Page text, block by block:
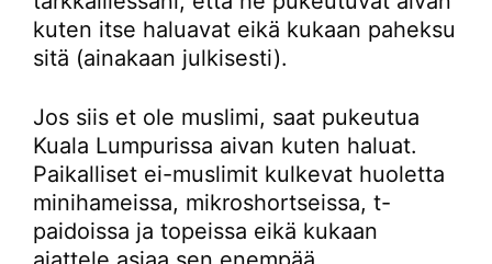
kuten itse haluavat eikä kukaan paheksu
sitä (ainakaan julkisesti).
Jos siis et ole muslimi, saat pukeutua
Kuala Lumpurissa aivan kuten haluat.
Paikalliset ei-muslimit kulkevat huoletta
minihameissa, mikroshortseissa, t-
paidoissa ja topeissa eikä kukaan